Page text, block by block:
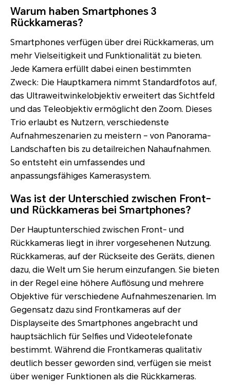
Warum haben Smartphones 3
Rückkameras?
Smartphones verfügen über drei Rückkameras, um
mehr Vielseitigkeit und Funktionalität zu bieten.
Jede Kamera erfüllt dabei einen bestimmten
Zweck: Die Hauptkamera nimmt Standardfotos auf,
das Ultraweitwinkelobjektiv erweitert das Sichtfeld
und das Teleobjektiv ermöglicht den Zoom. Dieses
Trio erlaubt es Nutzern, verschiedenste
Aufnahmeszenarien zu meistern – von Panorama-
Landschaften bis zu detailreichen Nahaufnahmen.
So entsteht ein umfassendes und
anpassungsfähiges Kamerasystem.
Was ist der Unterschied zwischen Front-
und Rückkameras bei Smartphones?
Der Hauptunterschied zwischen Front- und
Rückkameras liegt in ihrer vorgesehenen Nutzung.
Rückkameras, auf der Rückseite des Geräts, dienen
dazu, die Welt um Sie herum einzufangen. Sie bieten
in der Regel eine höhere Auflösung und mehrere
Objektive für verschiedene Aufnahmeszenarien. Im
Gegensatz dazu sind Frontkameras auf der
Displayseite des Smartphones angebracht und
hauptsächlich für Selfies und Videotelefonate
bestimmt. Während die Frontkameras qualitativ
deutlich besser geworden sind, verfügen sie meist
über weniger Funktionen als die Rückkameras.